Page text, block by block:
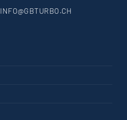
INFO@GBTURBO.CH